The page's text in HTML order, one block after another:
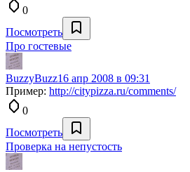
0
Посмотреть
Про гостевые
BuzzyBuzz16 апр 2008 в 09:31
Пример: http://citypizza.ru/comments/
0
Посмотреть
Проверка на непустость